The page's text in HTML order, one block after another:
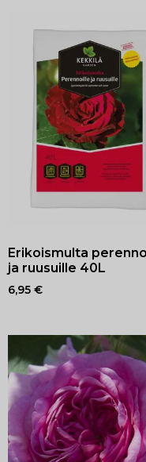
Erikoismulta
ja ruusuille 40L
6,95 €